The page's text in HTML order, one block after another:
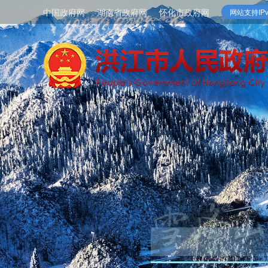
中国政府网 湖南省政府网 怀化市政府网 网站支持